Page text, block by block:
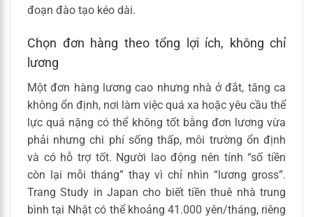
đoạn đào tạo kéo dài.
Chọn đơn hàng theo tổng lợi ích, không chỉ
lương
Một đơn hàng lương cao nhưng nhà ở đắt, tăng ca
không ổn định, nơi làm việc quá xa hoặc yêu cầu thể
lực quá nặng có thể không tốt bằng đơn lương vừa
phải nhưng chi phí sống thấp, môi trường ổn định
và có hỗ trợ tốt. Người lao động nên tính “số tiền
còn lại mỗi tháng” thay vì chỉ nhìn “lương gross”.
Trang Study in Japan cho biết tiền thuê nhà trung
bình tại Nhật có thể khoảng 41.000 yên/tháng, riêng